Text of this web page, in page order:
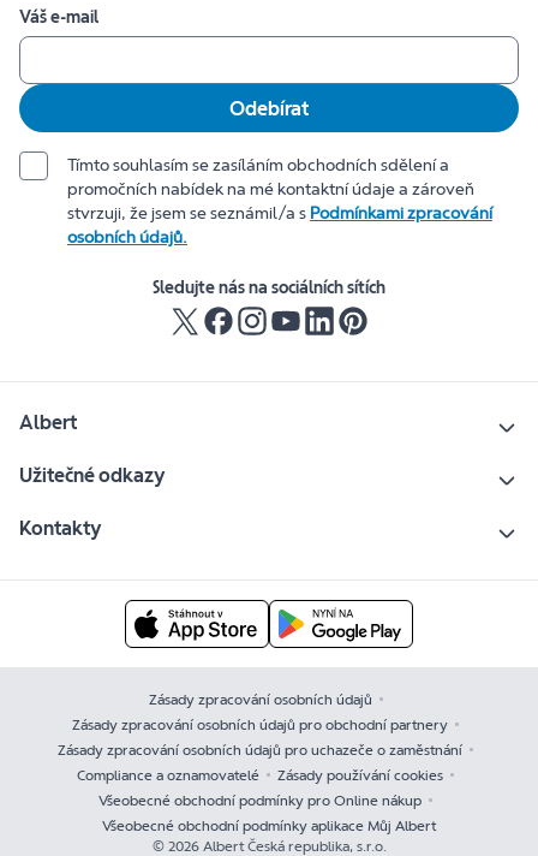
Váš e-mail
Odebírat
Tímto souhlasím se zasíláním obchodních sdělení a
promočních nabídek na mé kontaktní údaje a zároveň
stvrzuji, že jsem se seznámil/a s Podmínkami zpracování
osobních údajů.
Sledujte nás na sociálních sítích
Albert
Užitečné odkazy
Kontakty
Zásady zpracování osobních údajů
Zásady zpracování osobních údajů pro obchodní partnery
Zásady zpracování osobních údajů pro uchazeče o zaměstnání
Compliance a oznamovatelé
Zásady používání cookies
Všeobecné obchodní podmínky pro Online nákup
Všeobecné obchodní podmínky aplikace Můj Albert
© 2026 Albert Česká republika, s.r.o.